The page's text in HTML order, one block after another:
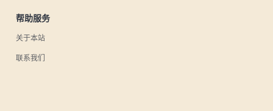
帮助服务
关于本站
联系我们